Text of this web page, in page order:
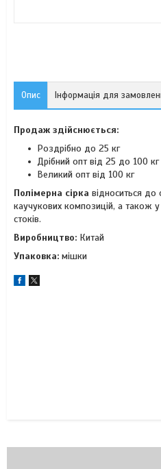
Опис Інформація для
Продаж здійснюється:
Роздрібно до 25 кг
Дрібний опт від 25 до 100 кг
Великий опт від 100 кг
Полімерна сірка відноситься до
каучукових композицій, а також у
стоків.
Виробництво: Китай
Упаковка: мішки